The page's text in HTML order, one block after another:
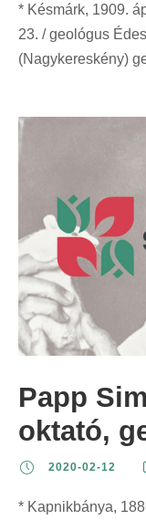
* Késmárk, 1909.
23. / geológus
(Nagykereskény)
Papp
oktató,
2020-02-12
* Kapnikbánya,